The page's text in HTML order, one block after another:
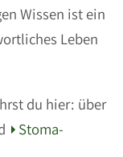
Wissen ist ein
Leben
du hier: über
Stoma-